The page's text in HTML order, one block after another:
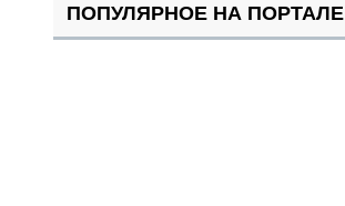
ПОПУЛЯРНОЕ НА ПОРТАЛЕ